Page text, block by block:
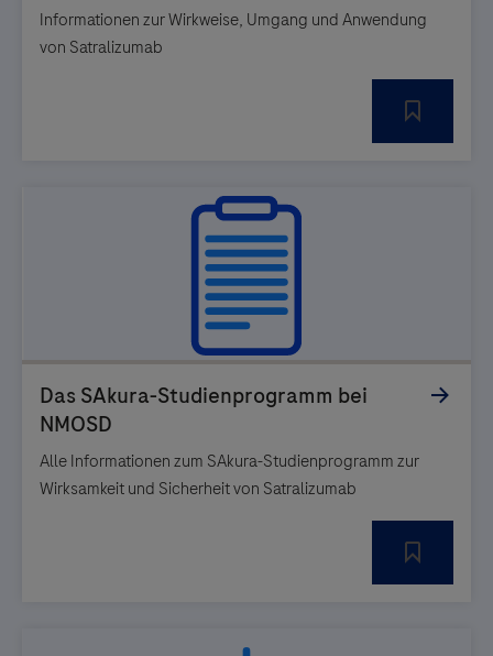
Informationen zur Wirkweise, Umgang und Anwendung
von Satralizumab
Alle Informationen zum SAkura-Studienprogramm zur
Wirksamkeit und Sicherheit von Satralizumab